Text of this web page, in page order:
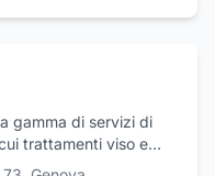
gamma di servizi di
trattamenti viso e
peeling chimici,